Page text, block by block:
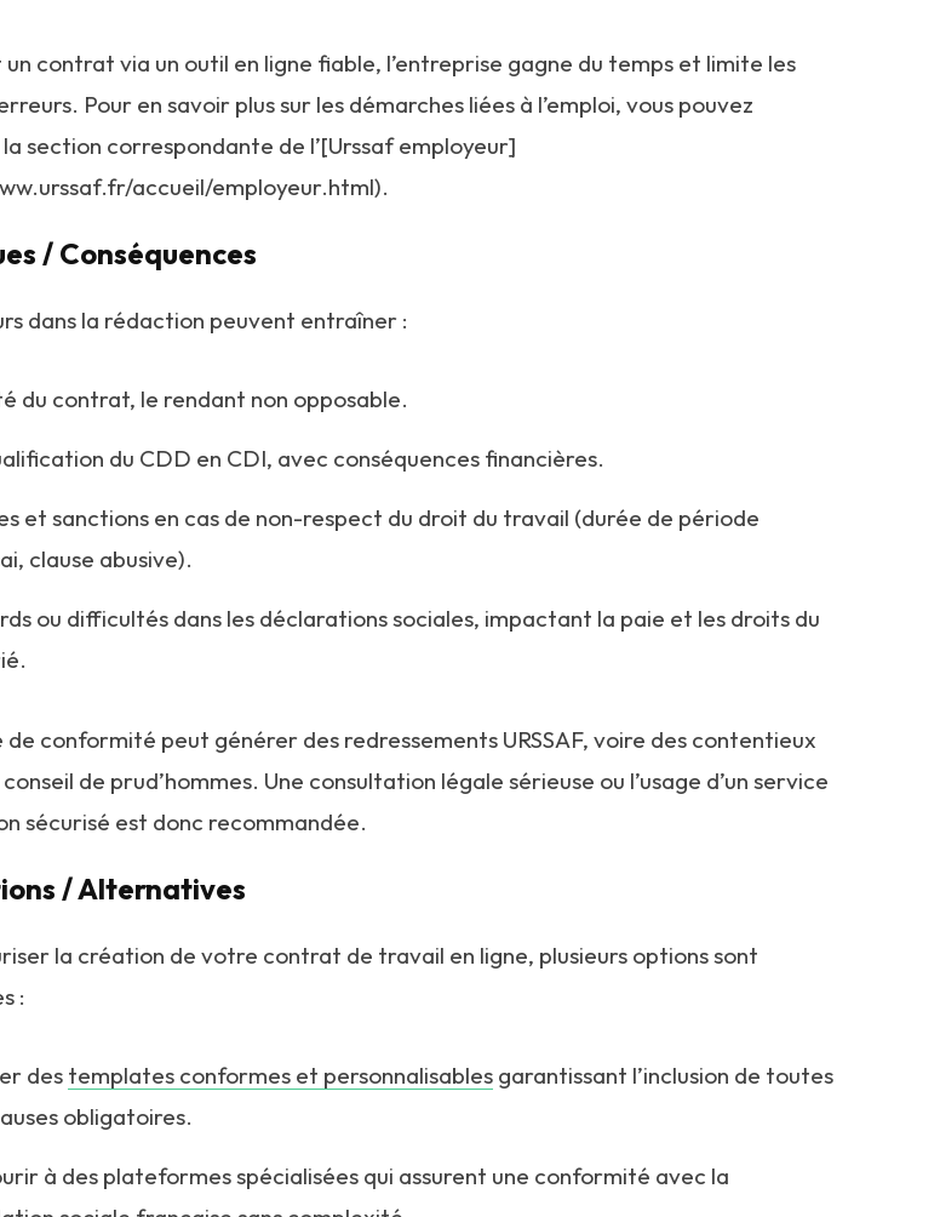
un contrat via un outil en ligne fiable, l’entreprise gagne du temps et limite les
Pour en savoir plus sur les démarches liées à l’emploi, vous pouvez
section correspondante de l’[Urssaf employeur]
accueil/employeur.html).
/ Conséquences
dans la rédaction peuvent entraîner :
du contrat, le rendant non opposable.
du CDD en CDI, avec conséquences financières.
et sanctions en cas de non-respect du droit du travail (durée de période
clause abusive).
ou difficultés dans les déclarations sociales, impactant la paie et les droits du
de conformité peut générer des redressements URSSAF, voire des contentieux
de prud’hommes. Une consultation légale sérieuse ou l’usage d’un service
sécurisé est donc recommandée.
/ Alternatives
la création de votre contrat de travail en ligne, plusieurs options sont
:
des templates conformes et personnalisables garantissant l’inclusion de toutes
obligatoires.
à des plateformes spécialisées qui assurent une conformité avec la